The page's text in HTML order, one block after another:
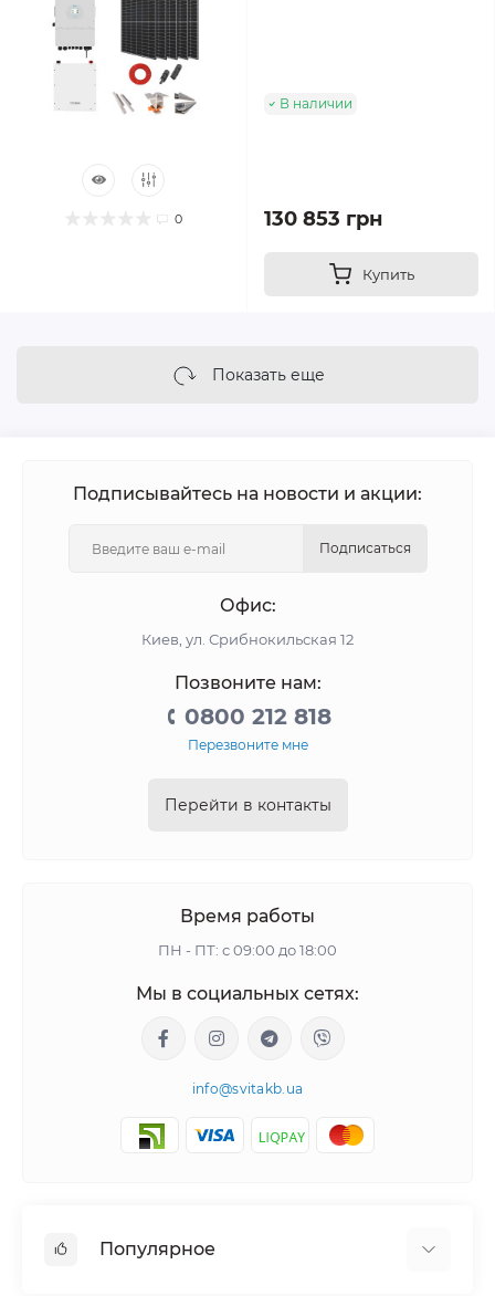
0
В наличии
130 853 грн
Купить
Показать еще
Подписывайтесь на новости и акции:
Подписаться
Офис:
Киев, ул. Срибнокильская 12
Позвоните нам:
0800 212 818
Перезвоните мне
Перейти в контакты
Время работы
ПН - ПТ: с 09:00 до 18:00
Мы в социальных сетях:
info@svitakb.ua
Популярное